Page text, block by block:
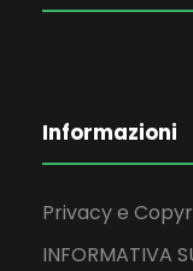
Informazioni
Privacy e
INFORMATIVA